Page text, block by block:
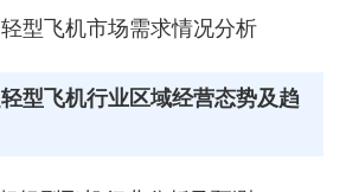
型飞机市场需求情况分析
型飞机行业区域经营态势及趋